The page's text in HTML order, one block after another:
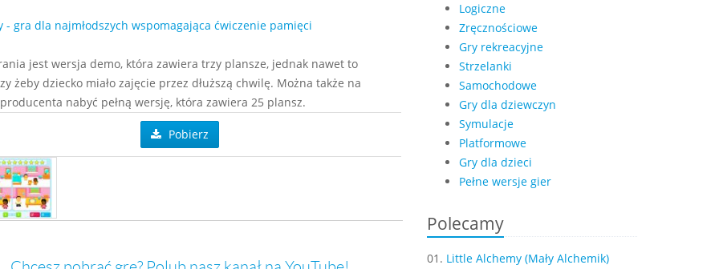
- gra dla najmłodszych wspomagająca ćwiczenie pamięci
jest wersja demo, która zawiera trzy plansze, jednak nawet to
żeby dziecko miało zajęcie przez dłuższą chwilę. Można także na
nabyć pełną wersję, która zawiera 25 plansz.
Pobierz
Logiczne
Zręcznościowe
Gry rekreacyjne
Strzelanki
Samochodowe
Gry dla dziewczyn
Symulacje
Platformowe
Gry dla dzieci
Pełne wersje gier
Polecamy
01. Little Alchemy (Mały Alchemik)